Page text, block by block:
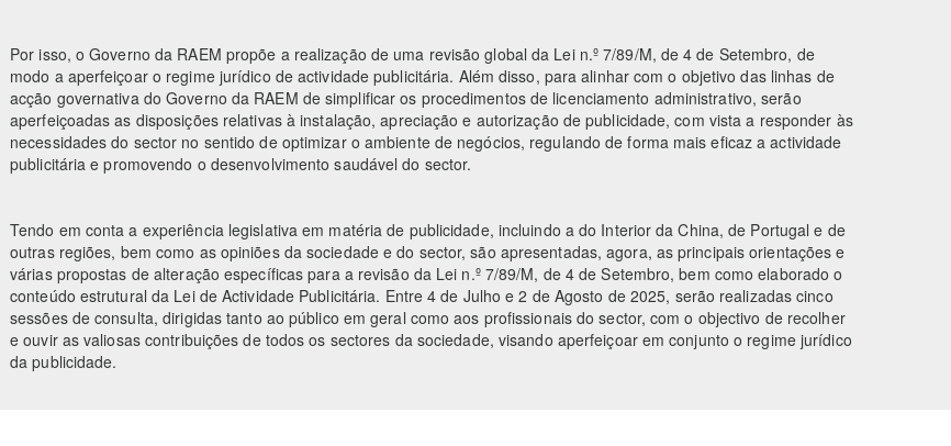
Por isso, o Governo da RAEM propõe a realização de uma revisão global da Lei n.º 7/89/M, de 4 de Setembro, de
modo a aperfeiçoar o regime jurídico de actividade publicitária. Além disso, para alinhar com o objetivo das linhas de
acção governativa do Governo da RAEM de simplificar os procedimentos de licenciamento administrativo, serão
aperfeiçoadas as disposições relativas à instalação, apreciação e autorização de publicidade, com vista a responder às
necessidades do sector no sentido de optimizar o ambiente de negócios, regulando de forma mais eficaz a actividade
publicitária e promovendo o desenvolvimento saudável do sector.
Tendo em conta a experiência legislativa em matéria de publicidade, incluindo a do Interior da China, de Portugal e de
outras regiões, bem como as opiniões da sociedade e do sector, são apresentadas, agora, as principais orientações e
várias propostas de alteração específicas para a revisão da Lei n.º 7/89/M, de 4 de Setembro, bem como elaborado o
conteúdo estrutural da Lei de Actividade Publicitária. Entre 4 de Julho e 2 de Agosto de 2025, serão realizadas cinco
sessões de consulta, dirigidas tanto ao público em geral como aos profissionais do sector, com o objectivo de recolher
e ouvir as valiosas contribuições de todos os sectores da sociedade, visando aperfeiçoar em conjunto o regime jurídico
da publicidade.